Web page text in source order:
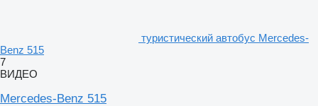
туристический автобус Mercedes-
Benz 515
7
ВИДЕО
Mercedes-Benz 515